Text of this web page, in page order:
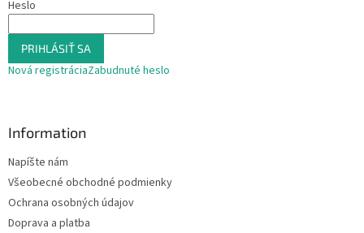
Heslo
PRIHLÁSIŤ SA
Nová registráciaZabudnuté heslo
Information
Napíšte nám
Všeobecné obchodné podmienky
Ochrana osobných údajov
Doprava a platba